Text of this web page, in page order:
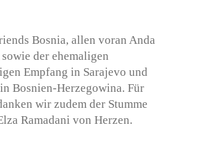
Bosnia, allen voran Anda
der ehemaligen
Empfang in Sarajevo und
Bosnien-Herzegowina. Für
wir zudem der Stumme
Ramadani von Herzen.